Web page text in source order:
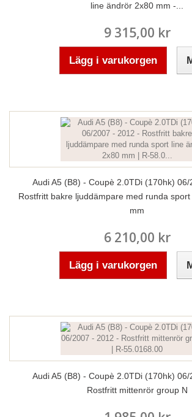
line ändrör 2x80 mm -...
9 315,00 kr
Lägg i varukorgen
Audi A5 (B8) - Coupè 2.0TDi (170hk)
Rostfritt bakre ljuddämpare med runda
mm
6 210,00 kr
Lägg i varukorgen
Audi A5 (B8) - Coupè 2.0TDi (170hk)
Rostfritt mittenrör group N